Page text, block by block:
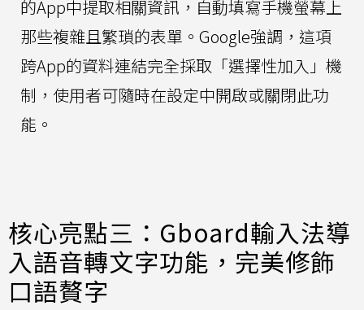
的App中提取相關資訊，自動填寫手機螢幕上
那些複雜且繁瑣的表單。Google強調，這項
跨App的資料連結完全採取「選擇性加入」機
制，使用者可隨時在設定中開啟或關閉此功
能。
核心亮點三：Gboard輸入法導
入語音轉文字功能，完美修飾
口語贅字